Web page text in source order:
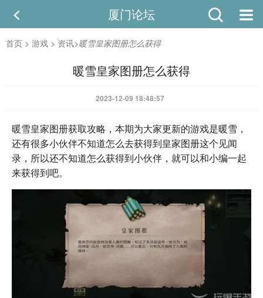
厦门论坛
首页 > 游戏 > 资讯>暖雪皇家图册怎么获得
暖雪皇家图册怎么获得
2023-12-09 18:48:57
暖雪皇家图册获取攻略，本期为大家更新的游戏是暖雪，
还有很多小伙伴不知道怎么去获得到皇家图册这个见闻
录，所以还不知道怎么获得到小伙伴，就可以和小编一起
来获得到吧。